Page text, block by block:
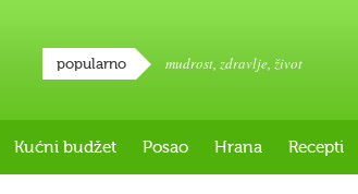
popularno mudrost, zdravlje, život
Kućni budžet Posao Hrana Recepti